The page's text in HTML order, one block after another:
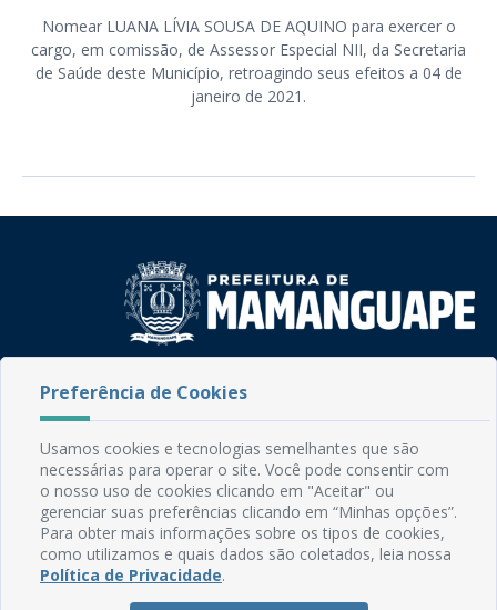
Nomear LUANA LÍVIA SOUSA DE AQUINO para exercer o
cargo, em comissão, de Assessor Especial NII, da Secretaria
de Saúde deste Município, retroagindo seus efeitos a 04 de
janeiro de 2021.
CEP: 58.280-000 - Mamanguape/PB
Fone: (83) 3292-2246
Email: comunicacao@mamanguape.pb.gov.br
Expediente: Segunda à Sexta, das 08h às 13h
Mapa do Site
Perguntas frequentes
Preferência de Cookies
Usamos cookies e tecnologias semelhantes que são
necessárias para operar o site. Você pode consentir com
o nosso uso de cookies clicando em "Aceitar" ou
gerenciar suas preferências clicando em “Minhas opções”.
Para obter mais informações sobre os tipos de cookies,
como utilizamos e quais dados são coletados, leia nossa
Política de Privacidade.